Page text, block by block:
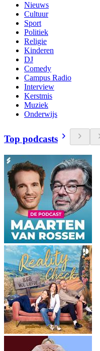
Nieuws
Cultuur
Sport
Politiek
Religie
Kinderen
DJ
Comedy
Campus Radio
Interview
Kerstmis
Muziek
Onderwijs
Top podcasts